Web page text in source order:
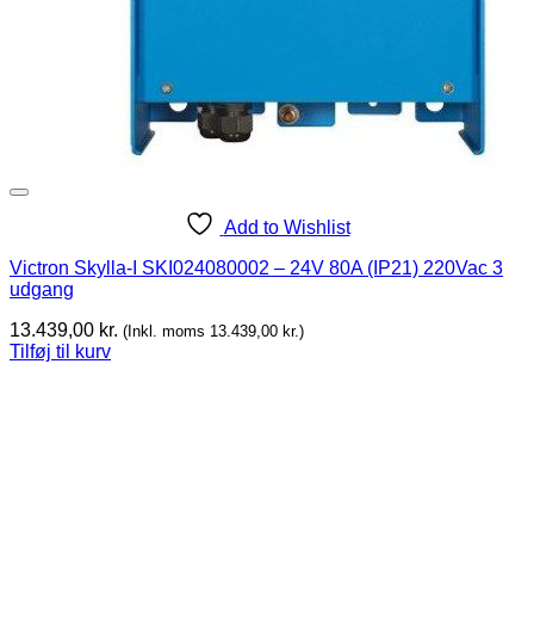
Add to Wishlist
Victron Skylla-I SKI024080002 – 24V 80A (IP21) 220Vac 3
udgang
13.439,00 kr. (Inkl. moms 13.439,00 kr.)
Tilføj til kurv